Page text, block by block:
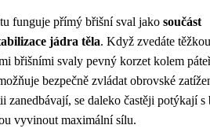
funguje přímý břišní sval jako součást
jádra těla. Když zvedáte
břišními svaly pevný korzet kolem
bezpečně zvládat obrovské
zanedbávají, se daleko častěji potýkají s
vyvinout maximální sílu.